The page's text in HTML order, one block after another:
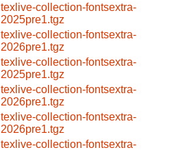
texlive-collection-fontsextra-
2025pre1.tgz
texlive-collection-fontsextra-
2026pre1.tgz
texlive-collection-fontsextra-
2025pre1.tgz
texlive-collection-fontsextra-
2026pre1.tgz
texlive-collection-fontsextra-
2026pre1.tgz
texlive-collection-fontsextra-